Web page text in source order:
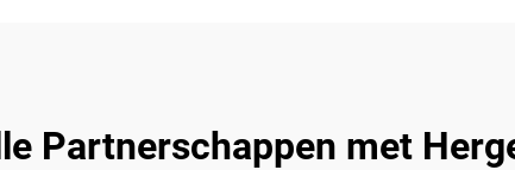
Partnerschappen met